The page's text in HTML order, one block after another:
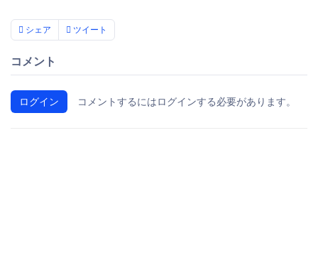
シェア ツイート
コメント
ログイン コメントするにはログインする必要があります。